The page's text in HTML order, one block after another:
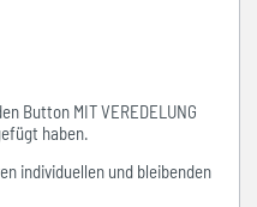
Button MIT VEREDELUNG
haben.
individuellen und bleibenden